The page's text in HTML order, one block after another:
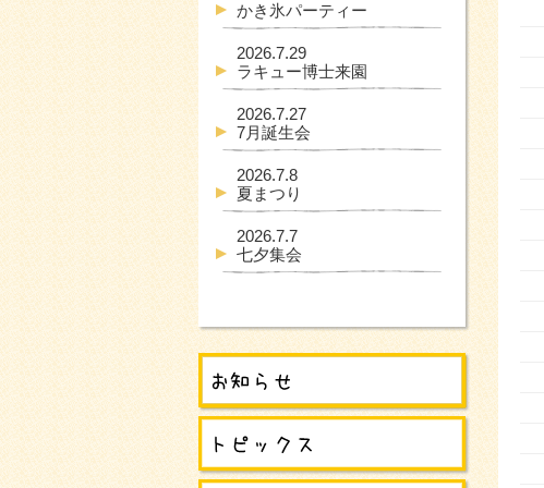
かき氷パーティー
2026.7.29
ラキュー博士来園
2026.7.27
7月誕生会
2026.7.8
夏まつり
2026.7.7
七夕集会